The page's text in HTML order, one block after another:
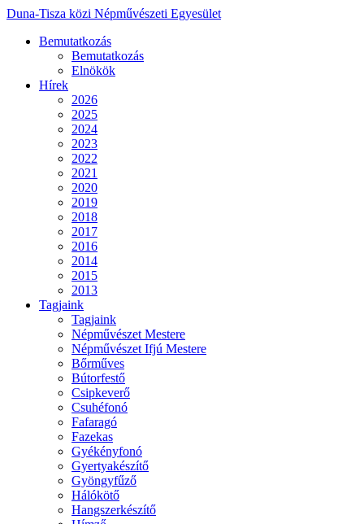
Duna-Tisza közi Népművészeti Egyesület
Bemutatkozás
Bemutatkozás
Elnökök
Hírek
2026
2025
2024
2023
2022
2021
2020
2019
2018
2017
2016
2014
2015
2013
Tagjaink
Tagjaink
Népművészet Mestere
Népművészet Ifjú Mestere
Bőrműves
Bútorfestő
Csipkeverő
Csuhéfonó
Fafaragó
Fazekas
Gyékényfonó
Gyertyakészítő
Gyöngyfűző
Hálókötő
Hangszerkészítő